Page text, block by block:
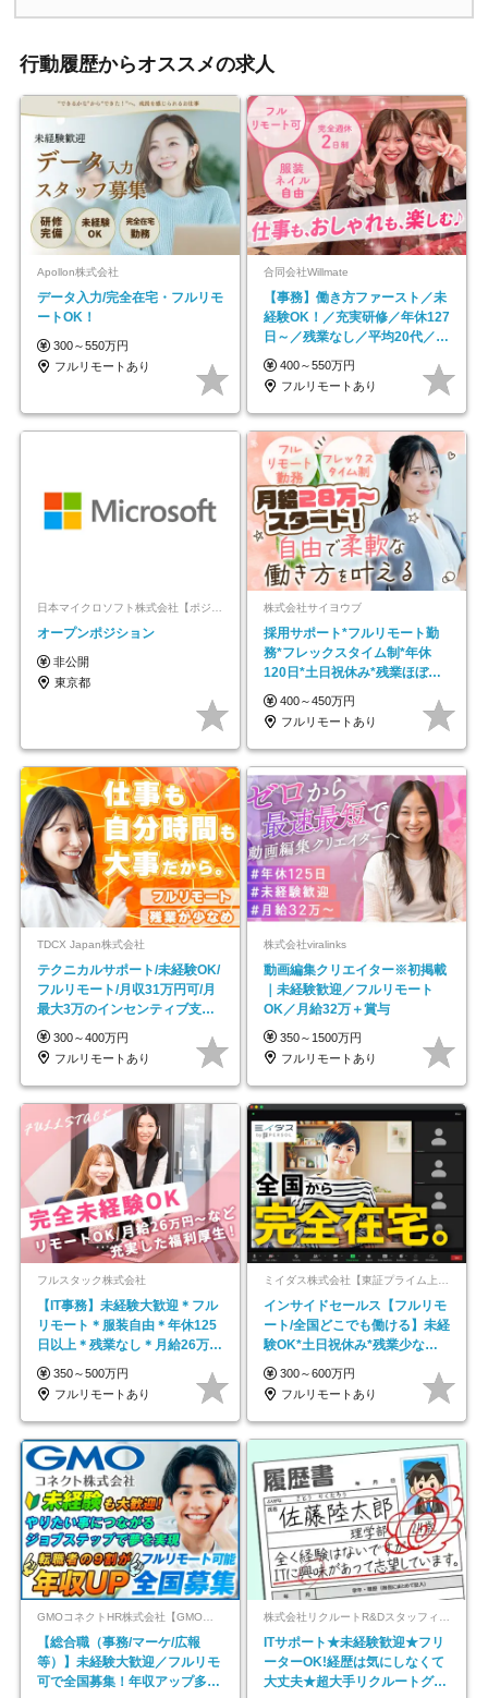
行動履歴からオススメの求人
Apollon株式会社
データ入力/完全在宅・フルリモ
ートOK！
300～550万円
フルリモートあり
合同会社Willmate
【事務】働き方ファースト／未
経験OK！／充実研修／年休127
日～／残業なし／平均20代／リ
モートOK
400～550万円
フルリモートあり
日本マイクロソフト株式会社【ポジションマッチ登録】
オープンポジション
非公開
東京都
株式会社サイヨウブ
採用サポート*フルリモート勤
務*フレックスタイム制*年休
120日*土日祝休み*残業ほぼな
し*育児中社員8割以上
400～450万円
フルリモートあり
TDCX Japan株式会社
テクニカルサポート/未経験OK/
フルリモート/月収31万円可/月
最大3万のインセンティブ支給/
平均年齢33歳
300～400万円
フルリモートあり
株式会社viralinks
動画編集クリエイター※初掲載
｜未経験歓迎／フルリモート
OK／月給32万＋賞与
350～1500万円
フルリモートあり
フルスタック株式会社
【IT事務】未経験大歓迎＊フル
リモート＊服装自由＊年休125
日以上＊残業なし＊月給26万円
以上
350～500万円
フルリモートあり
ミイダス株式会社【東証プライム上場パーソルグループ】
インサイドセールス【フルリモ
ート/全国どこでも働ける】未経
験OK*土日祝休み*残業少なめ*
在宅勤務手当あり
300～600万円
フルリモートあり
GMOコネクトHR株式会社【GMOインターネットグループ】
【総合職（事務/マーケ/広報
等）】未経験大歓迎／フルリモ
可で全国募集！年収アップ多数
ITサポート★未経験歓迎★フリ
ーターOK!経歴は気にしなくて
大丈夫★超大手リクルートグル